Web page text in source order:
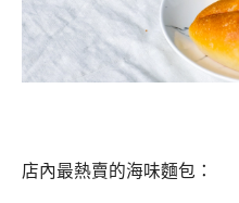
店內最熱賣的海味麵包：